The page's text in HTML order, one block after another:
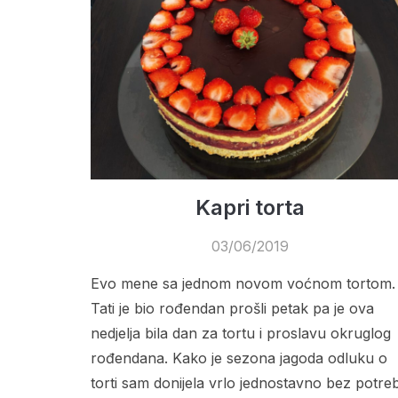
Kapri torta
03/06/2019
Evo mene sa jednom novom voćnom tortom.
Tati je bio rođendan prošli petak pa je ova
nedjelja bila dan za tortu i proslavu okruglog
rođendana. Kako je sezona jagoda odluku o
torti sam donijela vrlo jednostavno bez